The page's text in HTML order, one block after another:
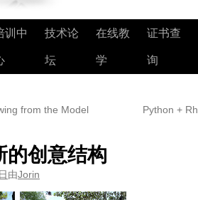
训中 技术论
坛
在线教
学
证书查
询
from the Model Python +
的创意结构
由Jorin